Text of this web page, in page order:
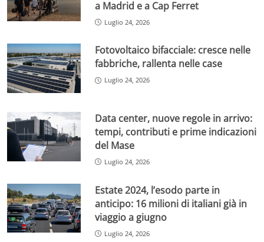
a Madrid e a Cap Ferret
Luglio 24, 2026
Fotovoltaico bifacciale: cresce nelle
fabbriche, rallenta nelle case
Luglio 24, 2026
Data center, nuove regole in arrivo:
tempi, contributi e prime indicazioni
del Mase
Luglio 24, 2026
Estate 2024, l’esodo parte in
anticipo: 16 milioni di italiani già in
viaggio a giugno
Luglio 24, 2026